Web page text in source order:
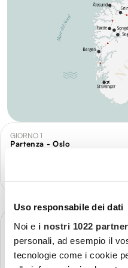
Uso responsabile dei dati
Noi e i nostri 1022 partner
personali, ad esempio il
tecnologie come i cookie
GIORNO 1
Partenza - Oslo
GIORNO 2
Oslo - Regione Oppland
Più dettagli